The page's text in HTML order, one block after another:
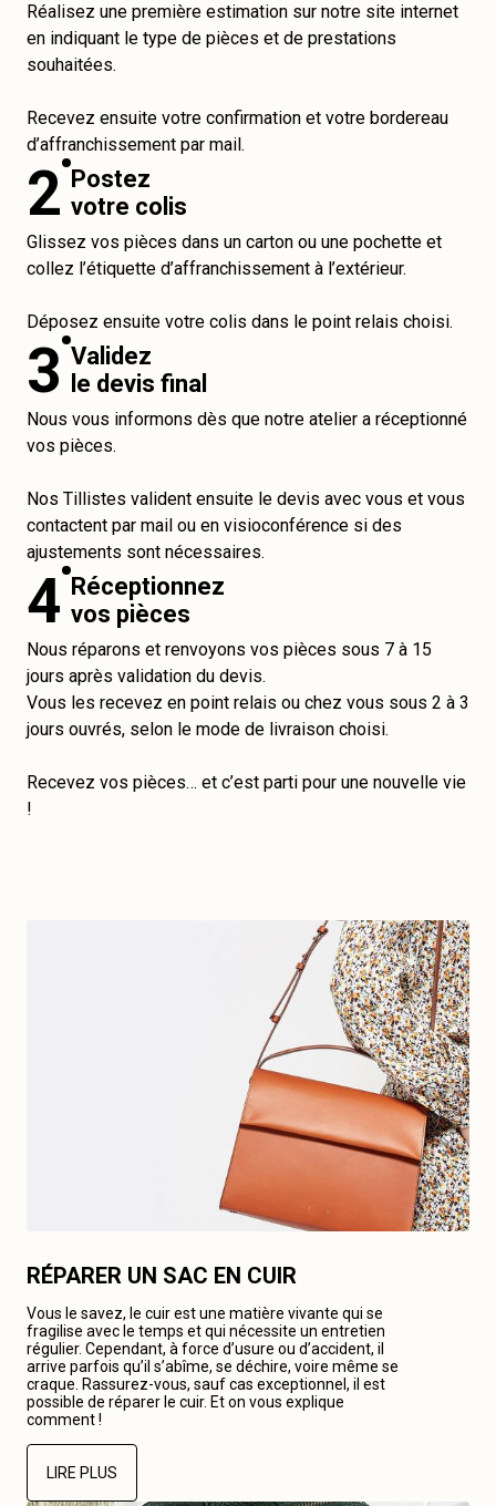
Réalisez une première estimation sur notre site internet
en indiquant le type de pièces et de prestations
souhaitées.
Recevez ensuite votre confirmation et votre bordereau
d’affranchissement par mail.
2 Postez
votre colis
Glissez vos pièces dans un carton ou une pochette et
collez l’étiquette d’affranchissement à l’extérieur.
Déposez ensuite votre colis dans le point relais choisi.
3 Validez
le devis final
Nous vous informons dès que notre atelier a réceptionné
vos pièces.
Nos Tillistes valident ensuite le devis avec vous et vous
contactent par mail ou en visioconférence si des
ajustements sont nécessaires.
4 Réceptionnez
vos pièces
Nous réparons et renvoyons vos pièces sous 7 à 15
jours après validation du devis.
Vous les recevez en point relais ou chez vous sous 2 à 3
jours ouvrés, selon le mode de livraison choisi.
Recevez vos pièces… et c’est parti pour une nouvelle vie
!
RÉPARER UN SAC EN CUIR
Vous le savez, le cuir est une matière vivante qui se
fragilise avec le temps et qui nécessite un entretien
régulier. Cependant, à force d’usure ou d’accident, il
arrive parfois qu’il s’abîme, se déchire, voire même se
craque. Rassurez-vous, sauf cas exceptionnel, il est
possible de réparer le cuir. Et on vous explique
comment !
LIRE PLUS